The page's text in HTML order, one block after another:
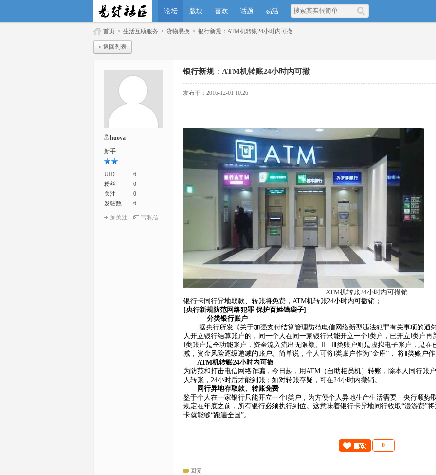
论坛 版块 喜欢 话题 易活
首页 > 生活互助服务 > 货物易换 > 银行新规：ATM机转账24小时内可撤
« 返回列表
huoya
新手
UID
6
粉丝
0
关注
0
发帖数
6
加关注 写私信
银行新规：ATM机转账24小时内可撤
发布于：2016-12-01 10:26
ATM机转账24小时内可撤销
银行卡同行异地取款、转账将免费，ATM机转账24小时内可撤销；
[央行新规防范网络犯罪 保护百姓钱袋子]
——分类银行账户
据央行所发《关于加强支付结算管理防范电信网络新型违法犯罪有关事项的通
人开立银行结算账户的，同一个人在同一家银行只能开立一个Ⅰ类户，已开立Ⅰ类户
Ⅰ类账户是全功能账户，资金流入流出无限额。Ⅱ、Ⅲ类账户则是虚拟电子账户，是在
减，资金风险逐级递减的账户。简单说，个人可将Ⅰ类账户作为“金库”， 将Ⅱ类账户
——ATM机转账24小时内可撤
为防范和打击电信网络诈骗，今日起，用ATM（自助柜员机）转账，除本人同行账
人转账，24小时后才能到账；如对转账存疑，可在24小时内撤销。
——同行异地存取款、转账免费
鉴于个人在一家银行只能开立一个Ⅰ类户，为方便个人异地生产生活需要，央行顺势
规定在年底之前，所有银行必须执行到位。这意味着银行卡异地同行收取“漫游费”
卡就能够“跑遍全国”。
0
回复